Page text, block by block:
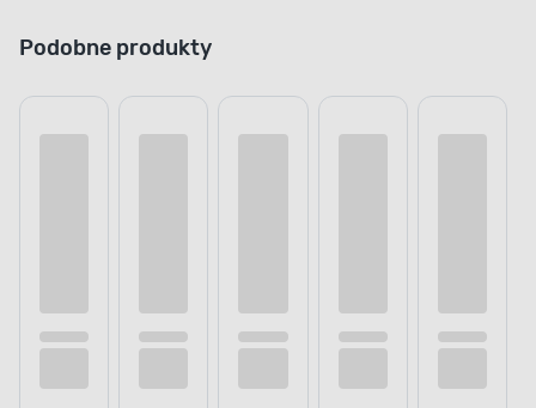
Podobne produkty